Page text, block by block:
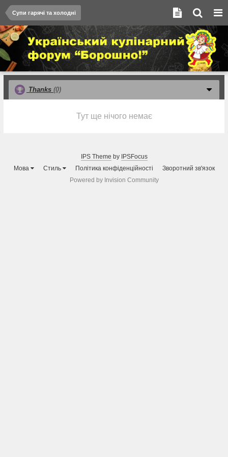
Супи гарячі та холодні
Thanks (0)
Тут ще нічого немає
IPS Theme by IPSFocus
Мова
Стиль Політика конфіденційності
Зворотний зв'язок
Powered by Invision Community